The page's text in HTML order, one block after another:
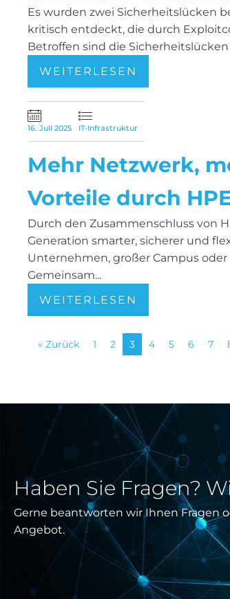
Es wurden zwei Sicherheitslücken
kritisch entdeckt, die durch
Betroffen sind die
WEITERLESEN
16. Juli 2025 IT-Infrastruktur
Mehr Netzwerk,
Vorteile durch
Durch den Zusammenschluss von
Generation smarter, sicherer und
Unternehmen, großer Campus
Gemeinsam...
WEITERLESEN
« Zurück 1 2 3 4 5 6 7
Haben Sie Fragen?
Gerne beantworten wir Ihnen Fragen
Angebot.